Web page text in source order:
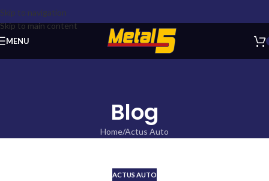
Skip to navigation
Skip to main content
MENU
Blog
Home Actus Auto
ACTUS AUTO